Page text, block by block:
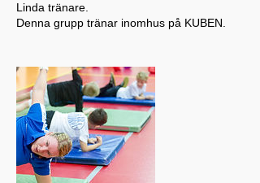
Linda tränare.
Denna grupp tränar inomhus på KUBEN.